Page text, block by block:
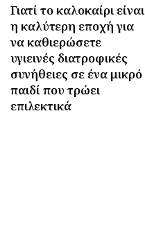
Γιατί το καλοκαίρι είναι
η καλύτερη εποχή για
να καθιερώσετε
υγιεινές διατροφικές
συνήθειες σε ένα μικρό
παιδί που τρώει
επιλεκτικά